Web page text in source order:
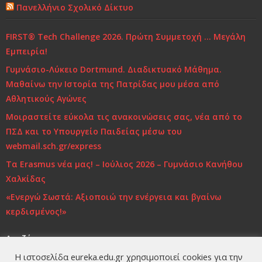
Χρόνια Πολλά...
Ελένη Γλύκατζη Αρβελέρ: Η Παιδεία είναι το μόνο
αντίδοτο στην κρίση και ξεκινά από το σπίτι
Τι και πώς να μαθαίνουμε
Πανελλήνιο Σχολικό Δίκτυο
FIRST® Tech Challenge 2026. Πρώτη Συμμετοχή … Μεγάλη
Εμπειρία!
Γυμνάσιο-Λύκειο Dortmund. Διαδικτυακό Μάθημα.
Μαθαίνω την Ιστορία της Πατρίδας μου μέσα από
Αθλητικούς Αγώνες
Μοιραστείτε εύκολα τις ανακοινώσεις σας, νέα από το
ΠΣΔ και το Υπουργείο Παιδείας μέσω του
webmail.sch.gr/express
Τα Erasmus νέα μας! – Ιούλιος 2026 – Γυμνάσιο Κανήθου
Χαλκίδας
«Ενεργώ Σωστά: Αξιοποιώ την ενέργεια και βγαίνω
κερδισμένος!»
Αναζήτηση
Η ιστοσελίδα eureka.edu.gr χρησιμοποιεί cookies για την